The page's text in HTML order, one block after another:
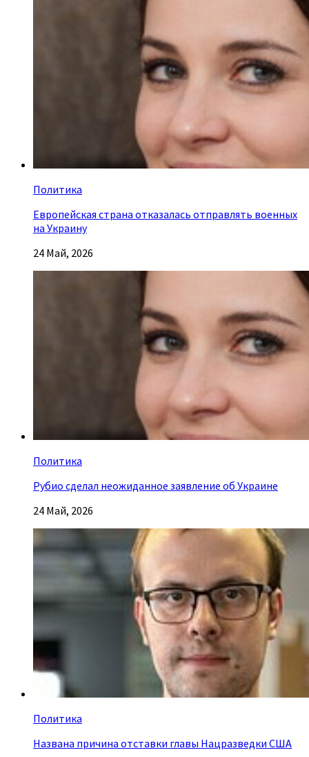
Политика
Европейская страна отказалась отправлять военных
на Украину
24 Май, 2026
Политика
Рубио сделал неожиданное заявление об Украине
24 Май, 2026
Политика
Названа причина отставки главы Нацразведки США